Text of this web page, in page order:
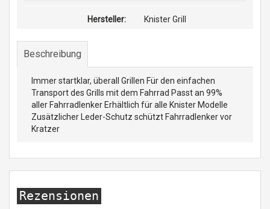
Hersteller: Knister Grill
Beschreibung
Immer startklar, überall Grillen Für den einfachen
Transport des Grills mit dem Fahrrad Passt an 99%
aller Fahrradlenker Erhältlich für alle Knister Modelle
Zusätzlicher Leder-Schutz schützt Fahrradlenker vor
Kratzer
Rezensionen